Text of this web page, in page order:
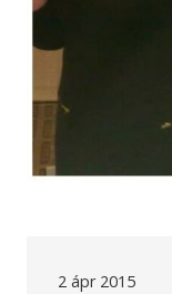
2 ápr 2015